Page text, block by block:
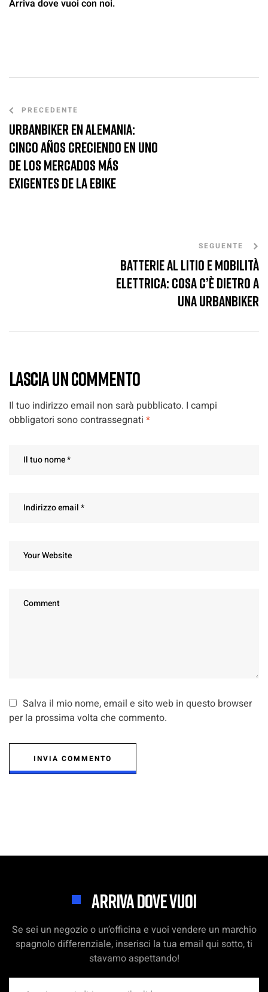
Arriva dove vuoi con noi.
PRECEDENTE
UrbanBiker en Alemania:
cinco años creciendo en uno
de los mercados más
exigentes de la ebike
SEGUENTE
Batterie al litio e mobilità
elettrica: cosa c’è dietro a
una UrbanBiker
LASCIA UN COMMENTO
Il tuo indirizzo email non sarà pubblicato. I campi
obbligatori sono contrassegnati *
Salva il mio nome, email e sito web in questo browser
per la prossima volta che commento.
INVIA COMMENTO
ARRIVA DOVE VUOI
Se sei un negozio o un’officina e vuoi vendere un marchio
spagnolo differenziale, inserisci la tua email qui sotto, ti
stavamo aspettando!